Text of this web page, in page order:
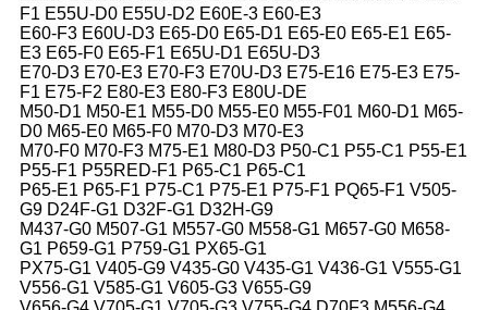
F1 E55U-D0 E55U-D2 E60E-3 E60-E3
E60-F3 E60U-D3 E65-D0 E65-D1 E65-E0 E65-E1 E65-
E3 E65-F0 E65-F1 E65U-D1 E65U-D3
E70-D3 E70-E3 E70-F3 E70U-D3 E75-E16 E75-E3 E75-
F1 E75-F2 E80-E3 E80-F3 E80U-DE
M50-D1 M50-E1 M55-D0 M55-E0 M55-F01 M60-D1 M65-
D0 M65-E0 M65-F0 M70-D3 M70-E3
M70-F0 M70-F3 M75-E1 M80-D3 P50-C1 P55-C1 P55-E1
P55-F1 P55RED-F1 P65-C1 P65-C1
P65-E1 P65-F1 P75-C1 P75-E1 P75-F1 PQ65-F1 V505-
G9 D24F-G1 D32F-G1 D32H-G9
M437-G0 M507-G1 M557-G0 M558-G1 M657-G0 M658-
G1 P659-G1 P759-G1 PX65-G1
PX75-G1 V405-G9 V435-G0 V435-G1 V436-G1 V555-G1
V556-G1 V585-G1 V605-G3 V655-G9